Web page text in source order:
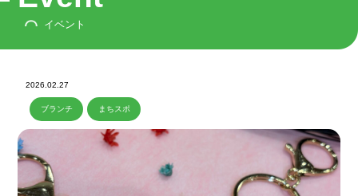
-まちスポについて
-フロア案内
-お知らせ
●まちスポでできること
Activities
イベントに参加する
-
スペースをかりる
-
イベント
2026.02.27
ブランチ まちスポ